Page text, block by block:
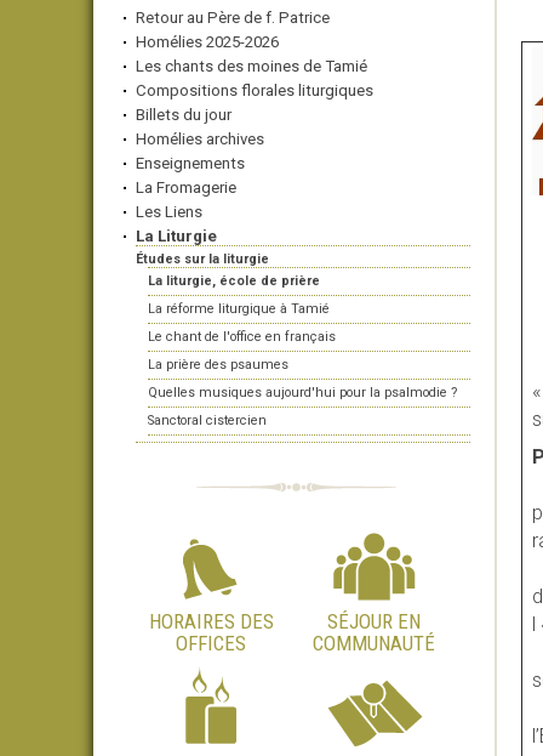
Retour au Père de f. Patrice
Homélies 2025-2026
Les chants des moines de Tamié
Compositions florales liturgiques
Billets du jour
Homélies archives
Enseignements
La Fromagerie
Les Liens
La Liturgie
Études sur la liturgie
La liturgie, école de prière
La réforme liturgique à Tamié
Le chant de l'office en français
La prière des psaumes
Quelles musiques aujourd'hui pour la psalmodie ?
Sanctoral cistercien
HORAIRES DES
OFFICES
SÉJOUR EN
COMMUNAUTÉ
«
l